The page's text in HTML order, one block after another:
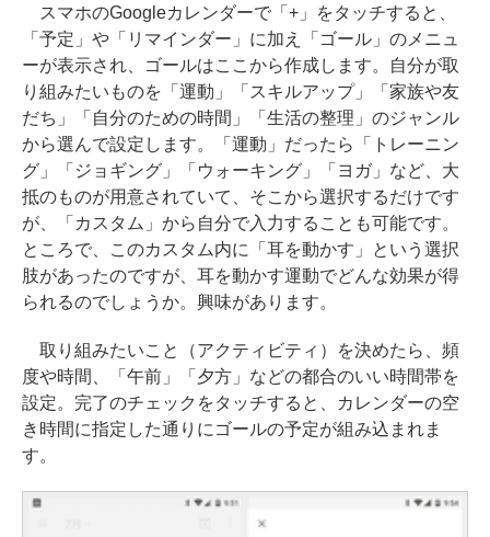
スマホのGoogleカレンダーで「+」をタッチすると、
「予定」や「リマインダー」に加え「ゴール」のメニュ
ーが表示され、ゴールはここから作成します。自分が取
り組みたいものを「運動」「スキルアップ」「家族や友
だち」「自分のための時間」「生活の整理」のジャンル
から選んで設定します。「運動」だったら「トレーニン
グ」「ジョギング」「ウォーキング」「ヨガ」など、大
抵のものが用意されていて、そこから選択するだけです
が、「カスタム」から自分で入力することも可能です。
ところで、このカスタム内に「耳を動かす」という選択
肢があったのですが、耳を動かす運動でどんな効果が得
られるのでしょうか。興味があります。
取り組みたいこと（アクティビティ）を決めたら、頻
度や時間、「午前」「夕方」などの都合のいい時間帯を
設定。完了のチェックをタッチすると、カレンダーの空
き時間に指定した通りにゴールの予定が組み込まれま
す。